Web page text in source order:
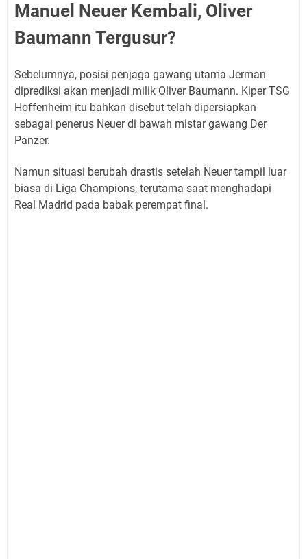
Manuel Neuer Kembali, Oliver
Baumann Tergusur?
Sebelumnya, posisi penjaga gawang utama Jerman
diprediksi akan menjadi milik Oliver Baumann. Kiper TSG
Hoffenheim itu bahkan disebut telah dipersiapkan
sebagai penerus Neuer di bawah mistar gawang Der
Panzer.
Namun situasi berubah drastis setelah Neuer tampil luar
biasa di Liga Champions, terutama saat menghadapi
Real Madrid pada babak perempat final.